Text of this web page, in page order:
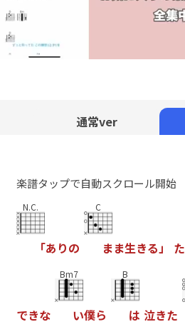
通常ver
楽譜タップで自動スクロール開始
N.C.
「あ りの
C
まま生きる」 た
できな
Bm7
い僕ら
B
は 泣きた